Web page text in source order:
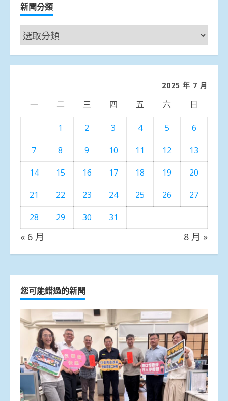
新聞分類
新
聞
分
2025 年 7 月
一 二 三 四 五 六 日
1 2 3 4 5
6
7
8 9 10 11 12
13
14
15 16 17 18 19
20
21
22 23 24 25 26
27
28
29 30 31
« 6 月 8 月 »
您可能錯過的新聞